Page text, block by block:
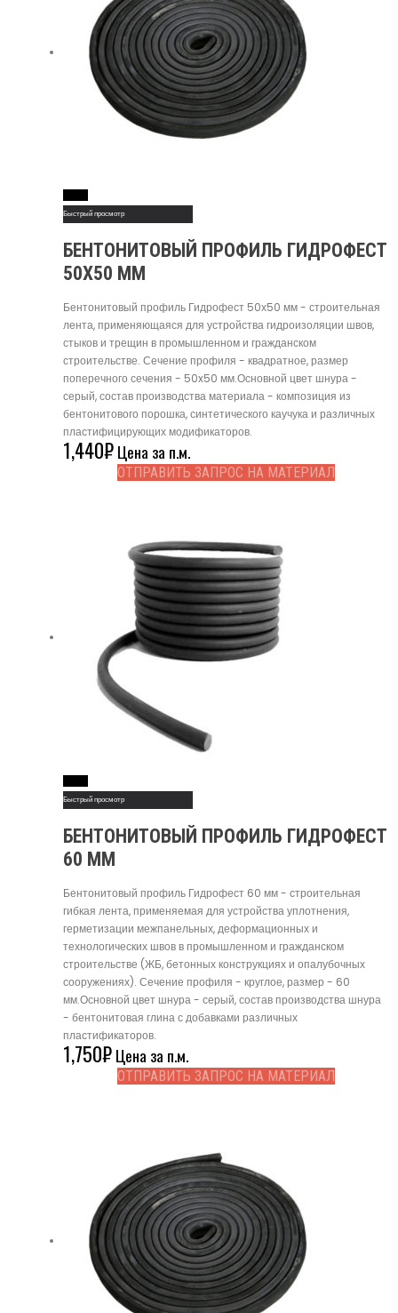
Быстрый просмотр
БЕНТОНИТОВЫЙ ПРОФИЛЬ ГИДРОФЕСТ
50Х50 ММ
Бентонитовый профиль Гидрофест 50х50 мм - строительная
лента, применяющаяся для устройства гидроизоляции швов,
стыков и трещин в промышленном и гражданском
строительстве. Сечение профиля - квадратное, размер
поперечного сечения - 50x50 мм.Основной цвет шнура -
серый, состав производства материала - композиция из
бентонитового порошка, синтетического каучука и различных
пластифицирующих модификаторов.
1,440₽Цена за п.м.
ОТПРАВИТЬ ЗАПРОС НА МАТЕРИАЛ
Быстрый просмотр
БЕНТОНИТОВЫЙ ПРОФИЛЬ ГИДРОФЕСТ
60 ММ
Бентонитовый профиль Гидрофест 60 мм - строительная
гибкая лента, применяемая для устройства уплотнения,
герметизации межпанельных, деформационных и
технологических швов в промышленном и гражданском
строительстве (ЖБ, бетонных конструкциях и опалубочных
сооружениях). Сечение профиля - круглое, размер - 60
мм.Основной цвет шнура - серый, состав производства шнура
- бентонитовая глина с добавками различных
пластификаторов.
1,750₽Цена за п.м.
ОТПРАВИТЬ ЗАПРОС НА МАТЕРИАЛ